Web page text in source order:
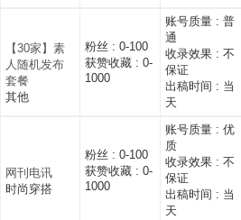
【30家】素
人随机发布
套餐
其他
粉丝 : 0-100
获赞收藏 : 0-
1000
账号质量 : 普
通
收录效果 : 不
保证
出稿时间 : 当
天
网刊电讯
时尚穿搭
粉丝 : 0-100
获赞收藏 : 0-
1000
账号质量 : 优
质
收录效果 : 不
保证
出稿时间 : 当
天